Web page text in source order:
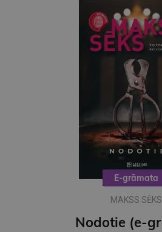
E-grāmata
MAKSS SĒKS